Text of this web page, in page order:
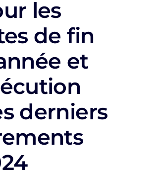
les
de fin
et
derniers